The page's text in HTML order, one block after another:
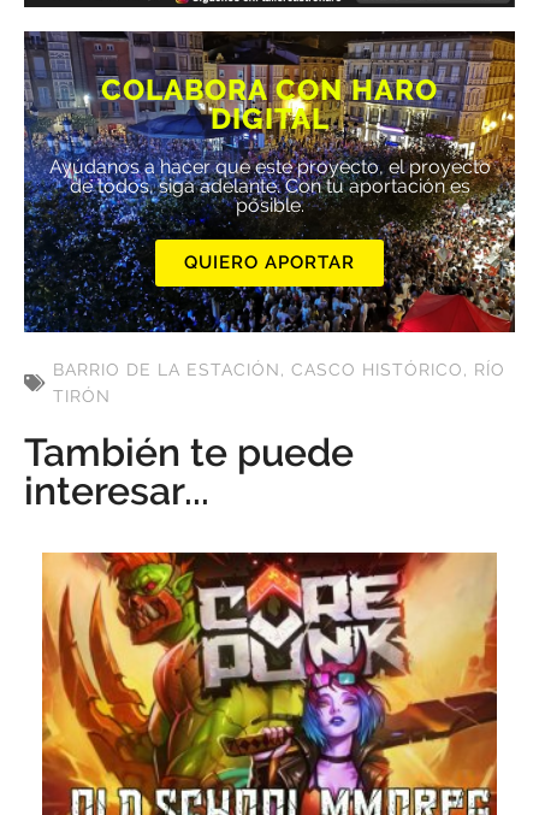
COLABORA CON HARO
DIGITAL
Ayúdanos a hacer que este proyecto, el proyecto
de todos, siga adelante. Con tu aportación es
posible.
QUIERO APORTAR
BARRIO DE LA ESTACIÓN, CASCO HISTÓRICO, RÍO
TIRÓN
También te puede
interesar...